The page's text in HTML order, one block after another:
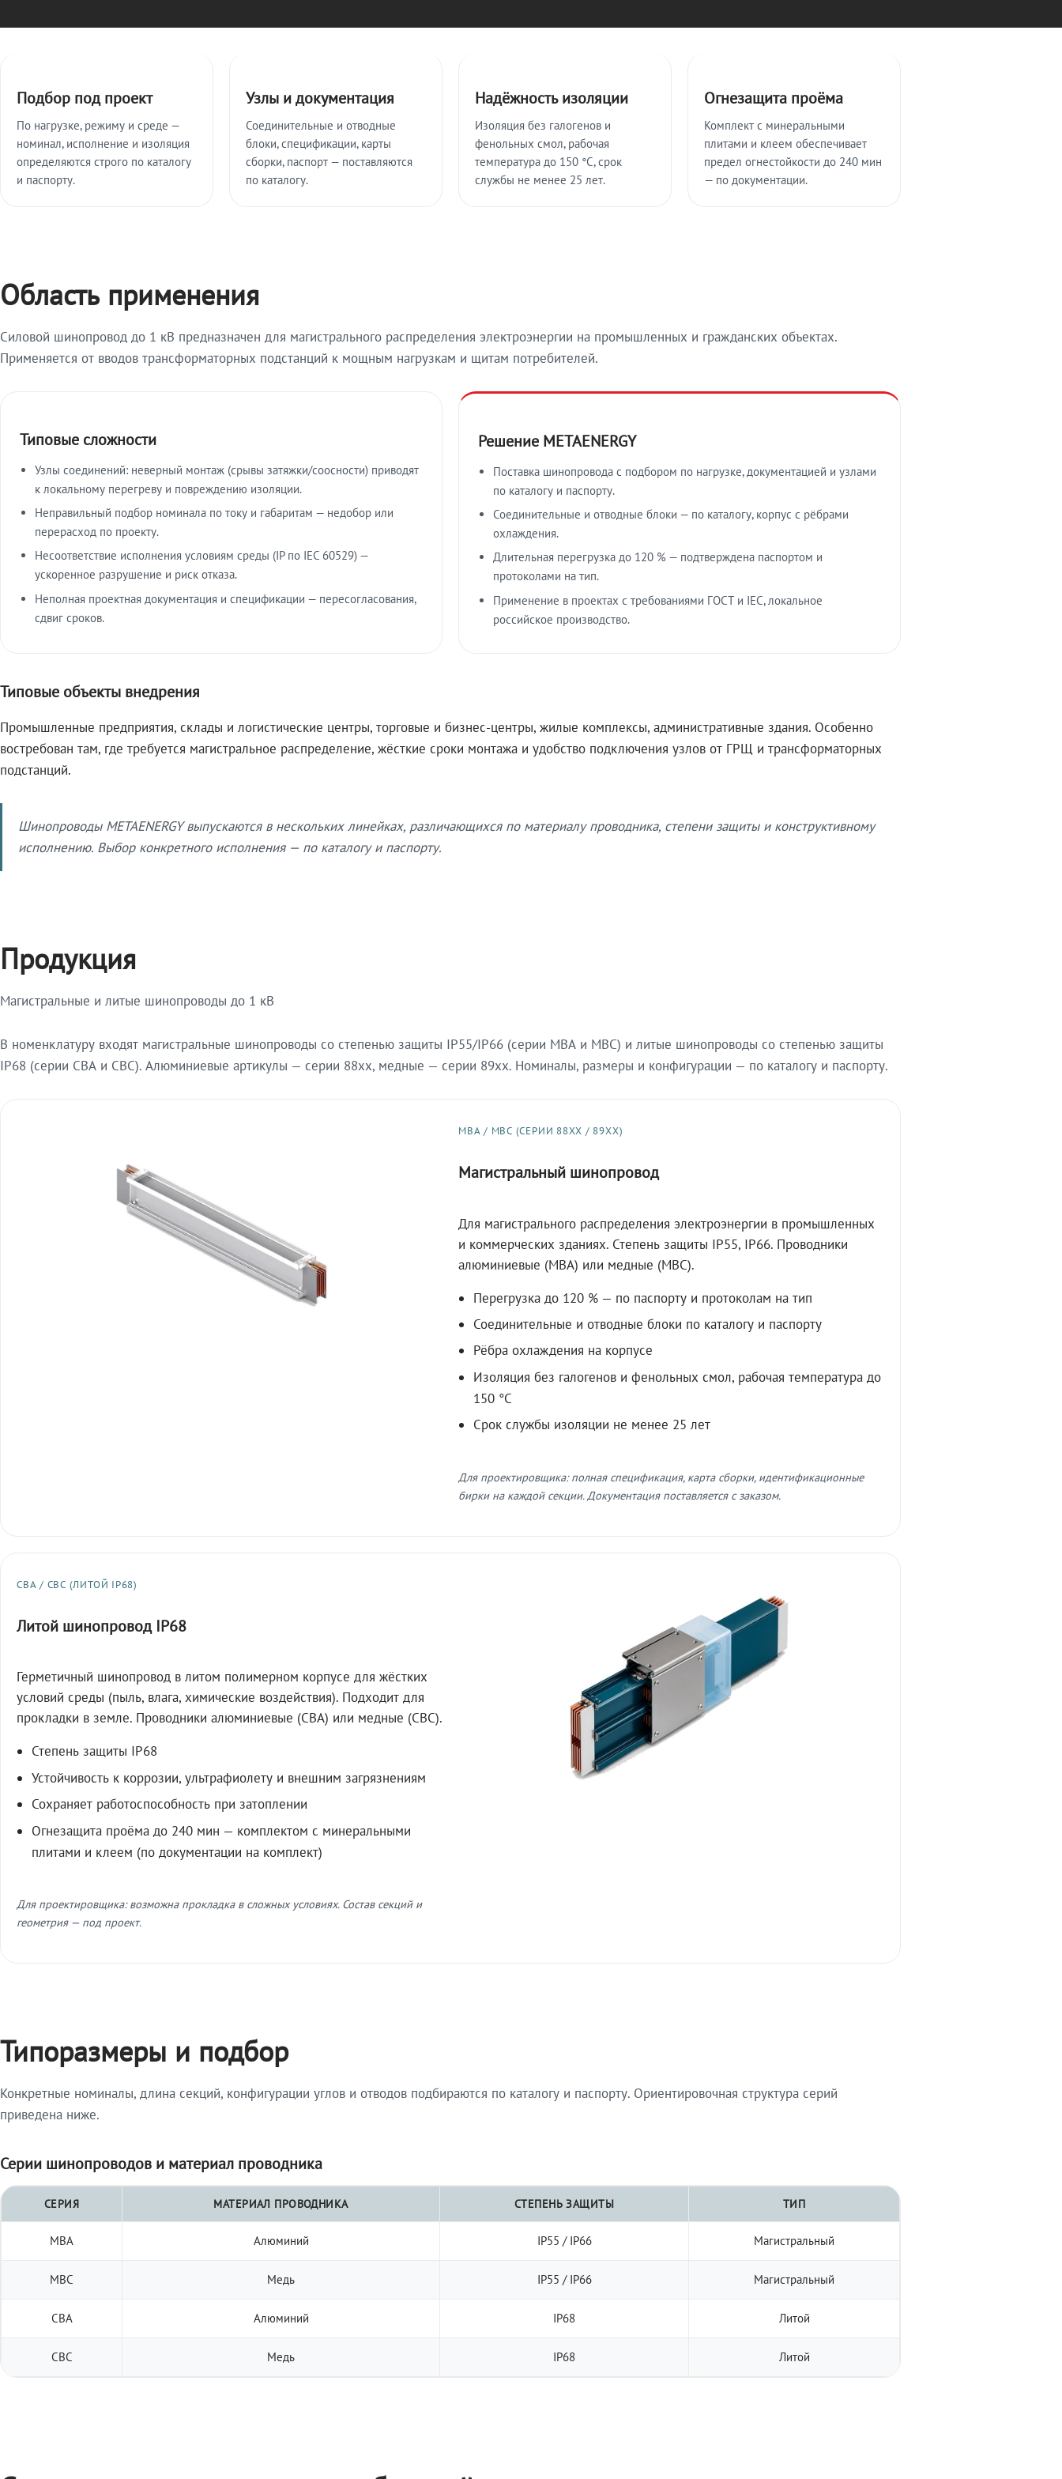
Подбор под проект
По нагрузке, режиму и среде —
номинал, исполнение и изоляция
определяются строго по каталогу
и паспорту.
Узлы и документация
Соединительные и отводные
блоки, спецификации, карты
сборки, паспорт — поставляются
по каталогу.
Надёжность изоляции
Изоляция без галогенов и
фенольных смол, рабочая
температура до 150 °C, срок
службы не менее 25 лет.
Огнезащита проёма
Комплект с минеральными
плитами и клеем обеспечивает
предел огнестойкости до 240 мин
— по документации.
Область применения
Силовой шинопровод до 1 кВ предназначен для магистрального распределения электроэнергии на промышленных и гражданских объектах.
Применяется от вводов трансформаторных подстанций к мощным нагрузкам и щитам потребителей.
Типовые сложности
Узлы соединений: неверный монтаж (срывы затяжки/соосности) приводят
к локальному перегреву и повреждению изоляции.
Неправильный подбор номинала по току и габаритам — недобор или
перерасход по проекту.
Несоответствие исполнения условиям среды (IP по IEC 60529) —
ускоренное разрушение и риск отказа.
Неполная проектная документация и спецификации — пересогласования,
сдвиг сроков.
Решение METAENERGY
Поставка шинопровода с подбором по нагрузке, документацией и узлами
по каталогу и паспорту.
Соединительные и отводные блоки — по каталогу, корпус с рёбрами
охлаждения.
Длительная перегрузка до 120 % — подтверждена паспортом и
протоколами на тип.
Применение в проектах с требованиями ГОСТ и IEC, локальное
российское производство.
Типовые объекты внедрения
Промышленные предприятия, склады и логистические центры, торговые и бизнес-центры, жилые комплексы, административные здания. Особенно
востребован там, где требуется магистральное распределение, жёсткие сроки монтажа и удобство подключения узлов от ГРЩ и трансформаторных
подстанций.
Шинопроводы METAENERGY выпускаются в нескольких линейках, различающихся по материалу проводника, степени защиты и конструктивному
исполнению. Выбор конкретного исполнения — по каталогу и паспорту.
Продукция
Магистральные и литые шинопроводы до 1 кВ
В номенклатуру входят магистральные шинопроводы со степенью защиты IP55/IP66 (серии МВА и МВС) и литые шинопроводы со степенью защиты
IP68 (серии СВА и СВС). Алюминиевые артикулы — серии 88xx, медные — серии 89xx. Номиналы, размеры и конфигурации — по каталогу и паспорту.
МВА / МВС (СЕРИИ 88XX / 89XX)
Магистральный шинопровод
Для магистрального распределения электроэнергии в промышленных
и коммерческих зданиях. Степень защиты IP55, IP66. Проводники
алюминиевые (МВА) или медные (МВС).
Перегрузка до 120 % — по паспорту и протоколам на тип
Соединительные и отводные блоки по каталогу и паспорту
Рёбра охлаждения на корпусе
Изоляция без галогенов и фенольных смол, рабочая температура до
150 °C
Срок службы изоляции не менее 25 лет
Для проектировщика: полная спецификация, карта сборки, идентификационные
бирки на каждой секции. Документация поставляется с заказом.
СВА / СВС (ЛИТОЙ IP68)
Литой шинопровод IP68
Герметичный шинопровод в литом полимерном корпусе для жёстких
условий среды (пыль, влага, химические воздействия). Подходит для
прокладки в земле. Проводники алюминиевые (СВА) или медные (СВС).
Степень защиты IP68
Устойчивость к коррозии, ультрафиолету и внешним загрязнениям
Сохраняет работоспособность при затоплении
Огнезащита проёма до 240 мин — комплектом с минеральными
плитами и клеем (по документации на комплект)
Для проектировщика: возможна прокладка в сложных условиях. Состав секций и
геометрия — под проект.
Типоразмеры и подбор
Конкретные номиналы, длина секций, конфигурации углов и отводов подбираются по каталогу и паспорту. Ориентировочная структура серий
приведена ниже.
Серии шинопроводов и материал проводника
СЕРИЯ МАТЕРИАЛ ПРОВОДНИКА СТЕПЕНЬ ЗАЩИТЫ ТИП
МВА Алюминий IP55 / IP66 Магистральный
МВС Медь IP55 / IP66 Магистральный
СВА Алюминий IP68 Литой
СВС Медь IP68 Литой